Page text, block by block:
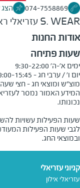
074-7558869
S. WEAR עזריאלי
אודות החנות
שעות פתיחה
מוצ"ש ומוצאי חג - חצי שעה
המידע האמור נמסר
שעות הפעילות עשויות
לגבי שעות הפעילות
ובמוצאי החג.
קניוני עזריאלי
עזריאלי אילון